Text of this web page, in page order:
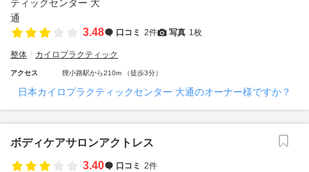
3.48 口コミ 2件 写真 1枚
整体 カイロプラクティック
アクセス 狸小路駅から210m （徒歩3分）
日本カイロプラクティックセンター 大通のオーナー様ですか？
ボディケアサロンアクトレス
3.40
口コミ 2件